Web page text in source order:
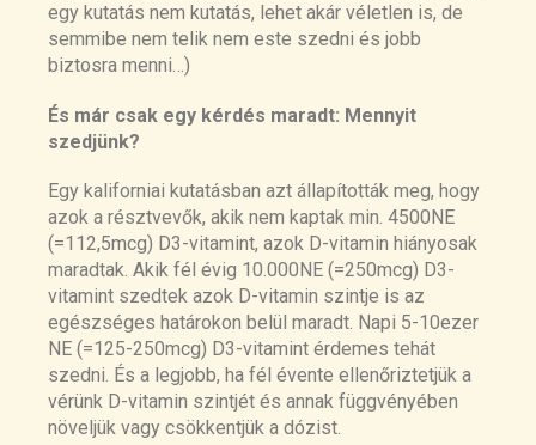
egy kutatás nem kutatás, lehet akár véletlen is, de
semmibe nem telik nem este szedni és jobb
biztosra menni…)
És már csak egy kérdés maradt: Mennyit
szedjünk?
Egy kaliforniai kutatásban azt állapították meg, hogy
azok a résztvevők, akik nem kaptak min. 4500NE
(=112,5mcg) D3-vitamint, azok D-vitamin hiányosak
maradtak. Akik fél évig 10.000NE (=250mcg) D3-
vitamint szedtek azok D-vitamin szintje is az
egészséges határokon belül maradt. Napi 5-10ezer
NE (=125-250mcg) D3-vitamint érdemes tehát
szedni. És a legjobb, ha fél évente ellenőriztetjük a
vérünk D-vitamin szintjét és annak függvényében
növeljük vagy csökkentjük a dózist.